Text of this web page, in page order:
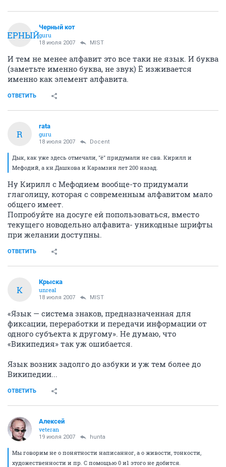
ЧЕРНЫЙ
Черный кот
guru
18 июля 2007 MIST
И тем не менее алфавит это все таки не язык. И буква
(заметьте именно буква, не звук) Ё изживается
именно как элемент алфавита.
ОТВЕТИТЬ
R
rata
guru
18 июля 2007 Docent
Дык, как уже здесь отмечали, "ё" придумали не свв. Кирилл и
Мефодий, а кн.Дашкова и Карамзин лет 200 назад.
Ну Кирилл с Мефодием вообще-то придумали
глаголицу, которая с современным алфавитом мало
общего имеет.
Попробуйте на досуге ей попользоваться, вместо
текущего новодельно алфавита- уникодные шрифты
при желании доступны.
ОТВЕТИТЬ
К
Крыска
unreal
18 июля 2007 MIST
«Язык — система знаков, предназначенная для
фиксации, переработки и передачи информации от
одного субъекта к другому». Не думаю, что
«Википедия» так уж ошибается.
Язык возник задолго до азбуки и уж тем более до
Википедии...
ОТВЕТИТЬ
Aлексей
veteran
19 июля 2007 hunta
Мы говорим не о понятности написанног, а о живости, тонкости,
художественности и пр. С помощью 0 и1 этого не добится.